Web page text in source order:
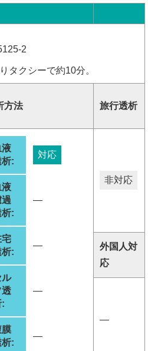
2
タクシーで約10分。
方法 旅行透析
液
析:
対応
液
析:
―
宅
析:
―
ル
透
:
―
膜
析:
―
非対応
外国人対
応
―